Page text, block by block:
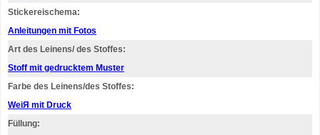
Stickereischema:
Anleitungen mit Fotos
Art des Leinens/ des Stoffes:
Stoff mit gedrucktem Muster
Farbe des Leinens/des Stoffes:
WeiЯ mit Druck
Füllung: